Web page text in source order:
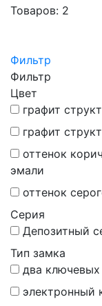
Товаров: 2
Фильтр
Фильтр
Цвет
графит
графит
оттенок
эмали
оттенок
Серия
Депозитный
Тип замка
два ключевых
электронный